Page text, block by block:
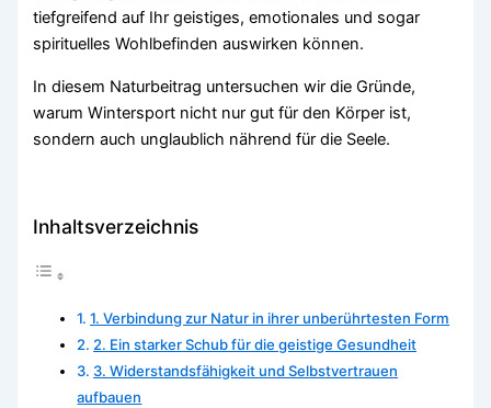
tiefgreifend auf Ihr geistiges, emotionales und sogar
spirituelles Wohlbefinden auswirken können.
In diesem Naturbeitrag untersuchen wir die Gründe,
warum Wintersport nicht nur gut für den Körper ist,
sondern auch unglaublich nährend für die Seele.
Inhaltsverzeichnis
1. Verbindung zur Natur in ihrer unberührtesten Form
2. Ein starker Schub für die geistige Gesundheit
3. Widerstandsfähigkeit und Selbstvertrauen
aufbauen